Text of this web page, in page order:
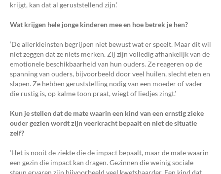
krijgt, kan dat al geruststellend zijn.’
Wat krijgen hele jonge kinderen mee en hoe betrek je hen?
‘De allerkleinsten begrijpen niet bewust wat er speelt. Maar dit wil
niet zeggen dat ze niets merken. Zij zijn volledig afhankelijk van de
emotionele beschikbaarheid van hun ouders. Ze reageren op de
spanning van ouders, bijvoorbeeld door veel huilen, slecht eten en
slapen. Ze hebben geruststelling nodig van een moeder of vader
die rustig is, op kalme toon praat, wiegt of liedjes zingt.’
Kun je stellen dat de mate waarin een kind van een ernstig zieke
ouder gezien wordt zijn veerkracht bepaalt en niet de situatie
zelf?
‘Het is nooit de ziekte die de impact bepaalt, maar de mate waarin
een gezin die impact kan dragen. Gezinnen die weinig sociale